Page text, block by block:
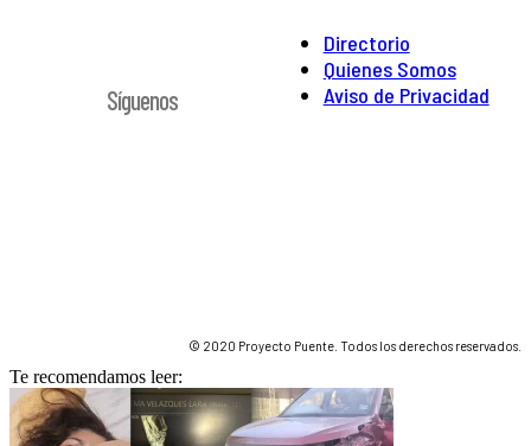
Directorio
Quienes Somos
Aviso de Privacidad
Síguenos
© 2020 Proyecto Puente. Todos los derechos reservados.
Te recomendamos leer: